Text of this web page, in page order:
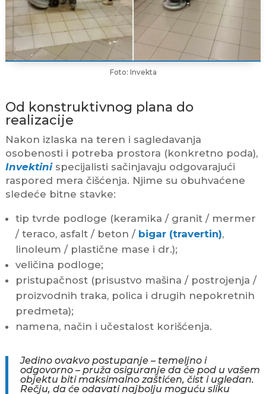
Foto: Invekta
Od konstruktivnog plana do
realizacije
Nakon izlaska na teren i sagledavanja
osobenosti i potreba prostora (konkretno poda),
Invektini specijalisti sačinjavaju odgovarajući
raspored mera čišćenja. Njime su obuhvaćene
sledeće bitne stavke:
tip tvrde podloge (keramika / granit / mermer
/ teraco, asfalt / beton / bigar (travertin),
linoleum / plastične mase i dr.);
veličina podloge;
pristupačnost (prisustvo mašina / postrojenja /
proizvodnih traka, polica i drugih nepokretnih
predmeta);
namena, način i učestalost korišćenja.
Jedino ovakvo postupanje – temeljno i
odgovorno – pruža osiguranje da će pod u vašem
objektu biti maksimalno zaštićen, čist i ugledan.
Rečju, da će odavati najbolju moguću sliku